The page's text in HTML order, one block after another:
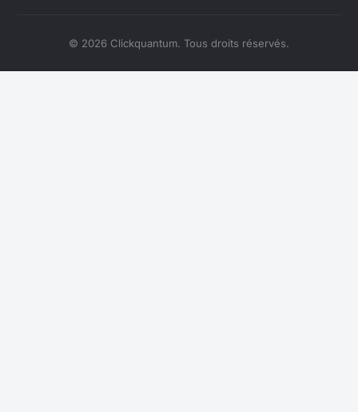
© 2026 Clickquantum. Tous droits réservés.